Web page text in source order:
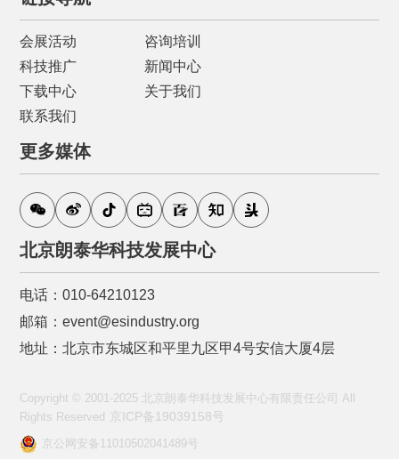
会展活动
咨询培训
科技推广
新闻中心
下载中心
关于我们
联系我们
更多媒体
北京朗泰华科技发展中心
电话：010-64210123
邮箱：event@esindustry.org
地址：北京市东城区和平里九区甲4号安信大厦4层
Copyright © 2001-2025 北京朗泰华科技发展中心有限责任公司 All
Rights Reserved
京ICP备19039158号
京公网安备11010502041489号